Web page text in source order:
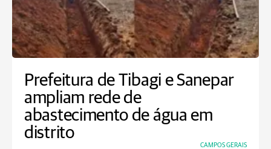
Prefeitura de Tibagi e Sanepar
ampliam rede de
abastecimento de água em
distrito
CAMPOS GERAIS